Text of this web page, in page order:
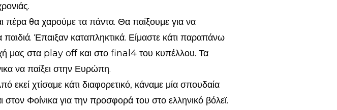
πέρα θα χαρούμε τα πάντα. Θα παίξουμε για να
Έπαιξαν καταπληκτικά. Είμαστε κάτι παραπάνω
μας στα play off και στο final4 του κυπέλλου. Τα
να παίξει στην Ευρώπη.
χτίσαμε κάτι διαφορετικό, κάναμε μία σπουδαία
Φοίνικα για την προσφορά του στο ελληνικό βόλεϊ.